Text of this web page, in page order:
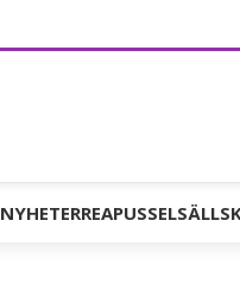
NYHETERREAPUSSEL